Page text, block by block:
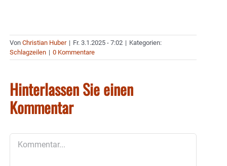
Von Christian Huber | Fr. 3.1.2025 - 7:02 | Kategorien:
Schlagzeilen | 0 Kommentare
Hinterlassen Sie einen
Kommentar